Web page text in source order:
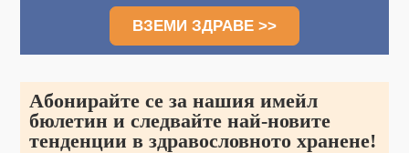
ВЗЕМИ ЗДРАВЕ >>
Aбонирайте се за нашия имейл
бюлетин и следвайте най-новите
тенденции в здравословното хранене!